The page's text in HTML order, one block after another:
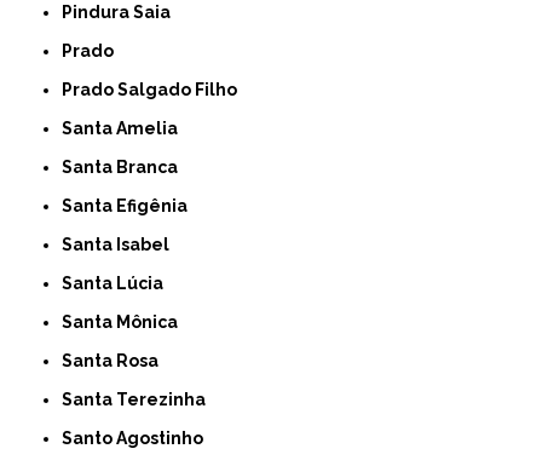
Pindura Saia
Prado
Prado Salgado Filho
Santa Amelia
Santa Branca
Santa Efigênia
Santa Isabel
Santa Lúcia
Santa Mônica
Santa Rosa
Santa Terezinha
Santo Agostinho